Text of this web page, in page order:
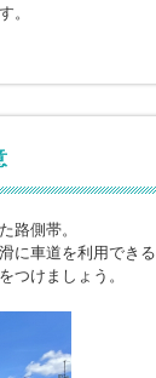
。
路側帯。
に車道を利用でき
つけましょう。